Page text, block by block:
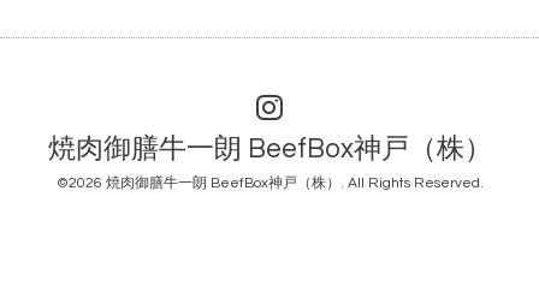
焼肉御膳牛一朗 BeefBox神戸（株）
©2026 焼肉御膳牛一朗 BeefBox神戸（株） . All Rights Reserved.